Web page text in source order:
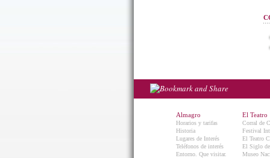
Almagro
Horarios y tarifas
Historia
Lugares de Interés
Teléfonos de interés
Entorno. Que visitar.
El Teatro
Corral de
Festival
El Teatro
El Siglo
Museo